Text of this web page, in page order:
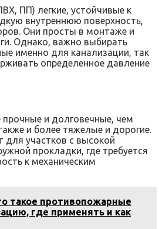
ПП) легкие, устойчивые к
внутреннюю поверхность,
Они просты в монтаже и
Однако, важно выбирать
именно для канализации, так
определенное давление
прочные и долговечные, чем
и более тяжелые и дорогие.
участков с высокой
прокладки, где требуется
к механическим
такое противопожарные
где применять и как